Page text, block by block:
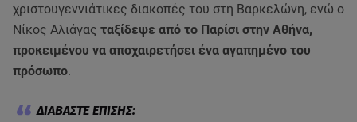
χριστουγεννιάτικες διακοπές του στη Βαρκελώνη, ενώ ο
Νίκος Αλιάγας ταξίδεψε από το Παρίσι στην Αθήνα,
προκειμένου να αποχαιρετήσει ένα αγαπημένο του
πρόσωπο.